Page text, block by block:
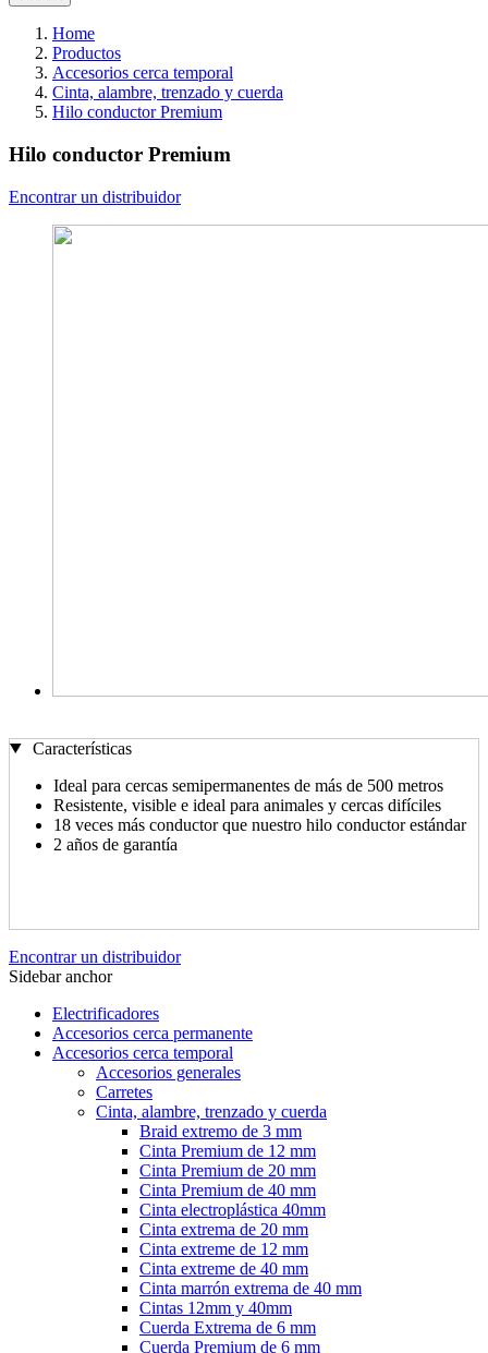
Home
Productos
Accesorios cerca temporal
Cinta, alambre, trenzado y cuerda
Hilo conductor Premium
Hilo conductor Premium
Encontrar un distribuidor
Características
Ideal para cercas semipermanentes de más de 500 metros
Resistente, visible e ideal para animales y cercas difíciles
18 veces más conductor que nuestro hilo conductor estándar
2 años de garantía
Encontrar un distribuidor
Sidebar anchor
Electrificadores
Accesorios cerca permanente
Accesorios cerca temporal
Accesorios generales
Carretes
Cinta, alambre, trenzado y cuerda
Braid extremo de 3 mm
Cinta Premium de 12 mm
Cinta Premium de 20 mm
Cinta Premium de 40 mm
Cinta electroplástica 40mm
Cinta extrema de 20 mm
Cinta extreme de 12 mm
Cinta extreme de 40 mm
Cinta marrón extrema de 40 mm
Cintas 12mm y 40mm
Cuerda Extrema de 6 mm
Cuerda Premium de 6 mm